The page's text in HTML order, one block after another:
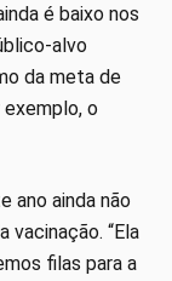
é baixo nos
alvo
da meta de
o
ano ainda não
vacinação. “Ela
filas para a